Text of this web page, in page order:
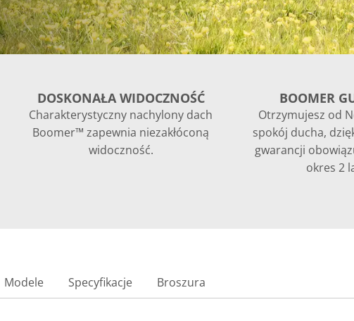
DOSKONAŁA WIDOCZNOŚĆ
Charakterystyczny nachylony dach
Boomer™ zapewnia niezakłóconą
widoczność.
BOOMER
Otrzymujesz od
spokój ducha,
gwarancji
okres 2
Modele Specyfikacje Broszura